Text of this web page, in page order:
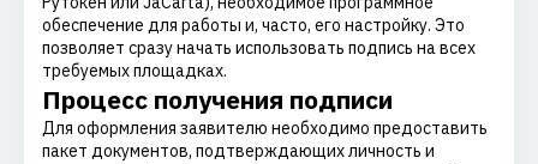
обеспечение для работы и, часто, его настройку. Это
позволяет сразу начать использовать подпись на всех
требуемых площадках.
Процесс получения подписи
Для оформления заявителю необходимо предоставить
пакет документов, подтверждающих личность и